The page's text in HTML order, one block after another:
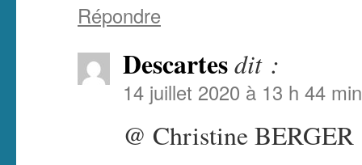
Répondre
Descartesdit :
14 juillet 2020 à 13 h 44 min
@ Christine BERGER